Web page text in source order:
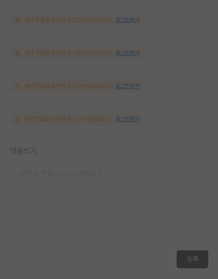
해당 댓글을 보려면 로그인이 필요합니다. 로그인하기
해당 댓글을 보려면 로그인이 필요합니다. 로그인하기
해당 댓글을 보려면 로그인이 필요합니다. 로그인하기
해당 댓글을 보려면 로그인이 필요합니다. 로그인하기
댓글쓰기
등록